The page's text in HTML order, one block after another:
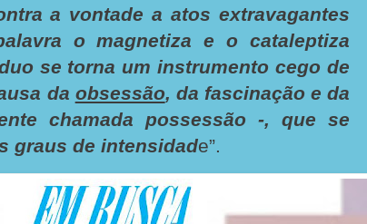
a vontade a atos extravagantes
o magnetiza e o cataleptiza
se torna um instrumento cego de
da obsessão, da fascinação e da
chamada possessão -, que se
graus de intensidade”.